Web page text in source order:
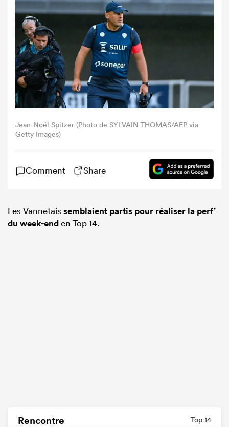
Jean-Noël Spitzer (Photo de SYLVAIN THOMAS/AFP via
Getty Images)
Comment Share
Les Vannetais semblaient partis pour réaliser la perf’
du week-enden Top 14.
Rencontre Top 14